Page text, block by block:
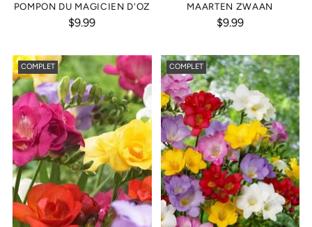
POMPON DU MAGICIEN D'OZ
$9.99
MAARTEN ZWAAN
$9.99
COMPLET COMPLET